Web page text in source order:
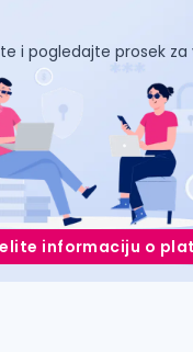
i pogledajte prosek za
informaciju o